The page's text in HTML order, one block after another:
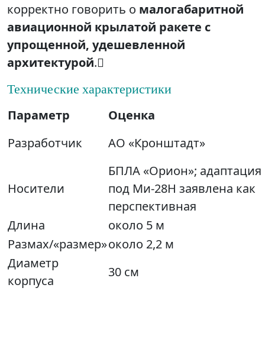
корректно говорить о малогабаритной
авиационной крылатой ракете с
упрощенной, удешевленной
архитектурой.
Технические характеристики
Параметр
Оценка
Разработчик
АО «Кронштадт»
Носители
БПЛА «Орион»; адаптация
под Ми‑28Н заявлена как
перспективная
Длина
около 5 м
Размах/«размер»около 2,2 м
Диаметр
корпуса
30 см